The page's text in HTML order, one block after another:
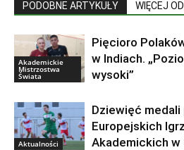
PODOBNE ARTYKUŁY WIĘCEJ
Akademickie
Mistrzostwa
Świata
Pięcioro
w Indiach.
wysoki”
Aktualności
Dziewięć
Europejskich
Akademickich w